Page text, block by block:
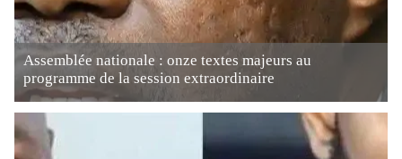
Assemblée nationale : onze textes majeurs au
programme de la session extraordinaire